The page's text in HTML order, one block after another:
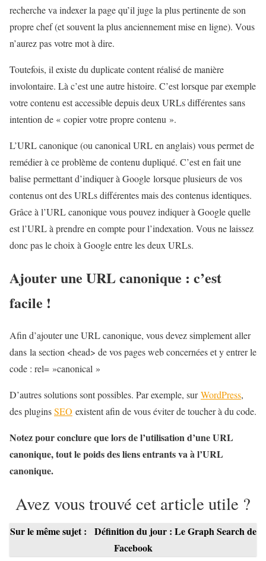
recherche va indexer la page qu’il juge la plus pertinente de son
propre chef (et souvent la plus anciennement mise en ligne). Vous
n’aurez pas votre mot à dire.
Toutefois, il existe du duplicate content réalisé de manière
involontaire. Là c’est une autre histoire. C’est lorsque par exemple
votre contenu est accessible depuis deux URLs différentes sans
intention de « copier votre propre contenu ».
L’URL canonique (ou canonical URL en anglais) vous permet de
remédier à ce problème de contenu dupliqué. C’est en fait une
balise permettant d’indiquer à Google lorsque plusieurs de vos
contenus ont des URLs différentes mais des contenus identiques.
Grâce à l’URL canonique vous pouvez indiquer à Google quelle
est l’URL à prendre en compte pour l’indexation. Vous ne laissez
donc pas le choix à Google entre les deux URLs.
Ajouter une URL canonique : c’est
facile !
Afin d’ajouter une URL canonique, vous devez simplement aller
dans la section <head> de vos pages web concernées et y entrer le
code : rel= »canonical »
D’autres solutions sont possibles. Par exemple, surWordPress,
des pluginsSEO existent afin de vous éviter de toucher à du code.
Notez pour conclure que lors de l’utilisation d’une URL
canonique, tout le poids des liens entrants va à l’URL
canonique.
Avez vous trouvé cet article utile ?
Sur le même sujet :
Définition du jour : Le Graph Search de
Facebook